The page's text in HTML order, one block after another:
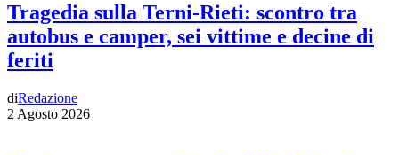
Tragedia sulla Terni-Rieti: scontro tra
autobus e camper, sei vittime e decine di
feriti
diRedazione
2 Agosto 2026